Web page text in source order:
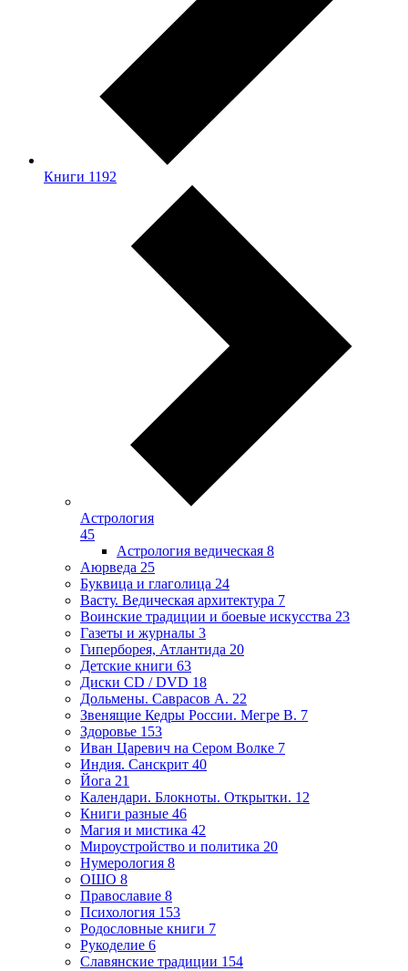
Книги 1192
Астрология
45
Астрология ведическая 8
Аюрведа 25
Буквица и глаголица 24
Васту. Ведическая архитектура 7
Воинские традиции и боевые искусства 23
Газеты и журналы 3
Гиперборея, Атлантида 20
Детские книги 63
Диски CD / DVD 18
Дольмены. Саврасов А. 22
Звенящие Кедры России. Мегре В. 7
Здоровье 153
Иван Царевич на Сером Волке 7
Индия. Санскрит 40
Йога 21
Календари. Блокноты. Открытки. 12
Книги разные 46
Магия и мистика 42
Мироустройство и политика 20
Нумерология 8
ОШО 8
Православие 8
Психология 153
Родословные книги 7
Рукоделие 6
Славянские традиции 154